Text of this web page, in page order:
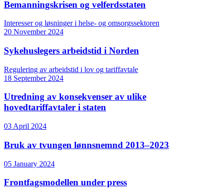
Bemanningskrisen og velferdsstaten
Interesser og løsninger i helse- og omsorgssektoren
20 November 2024
Sykehuslegers arbeidstid i Norden
Regulering av arbeidstid i lov og tariffavtale
18 September 2024
Utredning av konsekvenser av ulike
hovedtariffavtaler i staten
03 April 2024
Bruk av tvungen lønnsnemnd 2013–2023
05 January 2024
Frontfagsmodellen under press